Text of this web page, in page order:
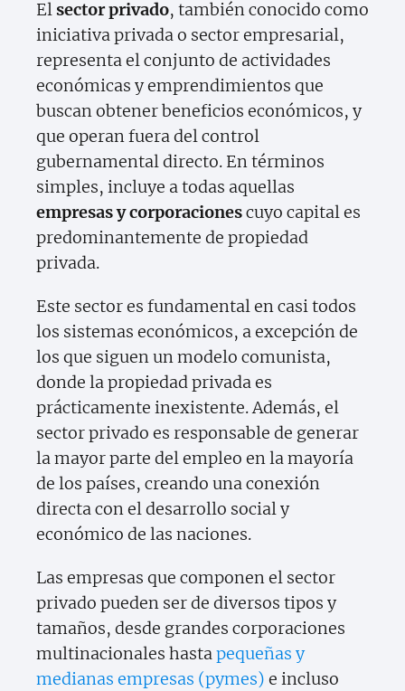
El sector privado, también conocido como
iniciativa privada o sector empresarial,
representa el conjunto de actividades
económicas y emprendimientos que
buscan obtener beneficios económicos, y
que operan fuera del control
gubernamental directo. En términos
simples, incluye a todas aquellas
empresas y corporacionescuyo capital es
predominantemente de propiedad
privada.
Este sector es fundamental en casi todos
los sistemas económicos, a excepción de
los que siguen un modelo comunista,
donde la propiedad privada es
prácticamente inexistente. Además, el
sector privado es responsable de generar
la mayor parte del empleo en la mayoría
de los países, creando una conexión
directa con el desarrollo social y
económico de las naciones.
Las empresas que componen el sector
privado pueden ser de diversos tipos y
tamaños, desde grandes corporaciones
multinacionales hastapequeñas y
medianas empresas (pymes) e incluso